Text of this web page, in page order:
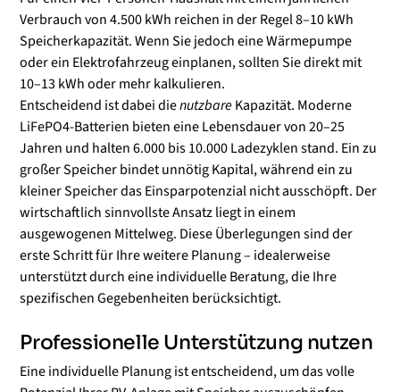
Verbrauch von 4.500 kWh reichen in der Regel 8–10 kWh
Speicherkapazität. Wenn Sie jedoch eine Wärmepumpe
oder ein Elektrofahrzeug einplanen, sollten Sie direkt mit
10–13 kWh oder mehr kalkulieren.
Entscheidend ist dabei dienutzbareKapazität. Moderne
LiFePO4-Batterien bieten eine Lebensdauer von 20–25
Jahren und halten 6.000 bis 10.000 Ladezyklen stand. Ein zu
großer Speicher bindet unnötig Kapital, während ein zu
kleiner Speicher das Einsparpotenzial nicht ausschöpft. Der
wirtschaftlich sinnvollste Ansatz liegt in einem
ausgewogenen Mittelweg. Diese Überlegungen sind der
erste Schritt für Ihre weitere Planung – idealerweise
unterstützt durch eine individuelle Beratung, die Ihre
spezifischen Gegebenheiten berücksichtigt.
Professionelle Unterstützung nutzen
Eine individuelle Planung ist entscheidend, um das volle